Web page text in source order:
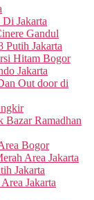
Jakarta
Gandul
Putih Jakarta
Hitam Bogor
Jakarta
Out door di
Bazar Ramadhan
Bogor
Area Jakarta
Jakarta
Jakarta